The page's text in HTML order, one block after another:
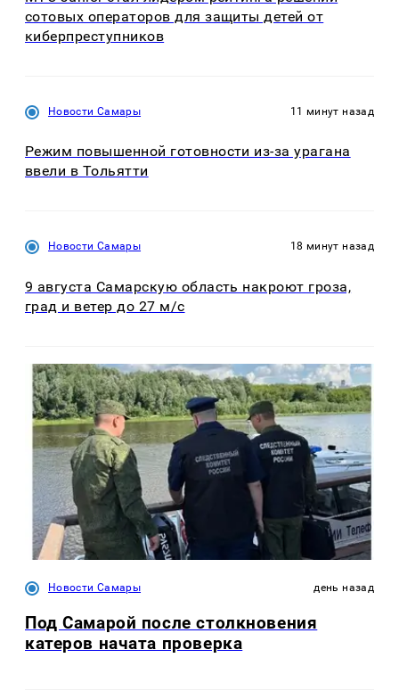
сотовых операторов для защиты детей от
киберпреступников
Новости Самары 11 минут назад
Режим повышенной готовности из-за урагана
ввели в Тольятти
Новости Самары 18 минут назад
9 августа Самарскую область накроют гроза,
град и ветер до 27 м/с
Новости Самары день назад
Под Самарой после столкновения
катеров начата проверка